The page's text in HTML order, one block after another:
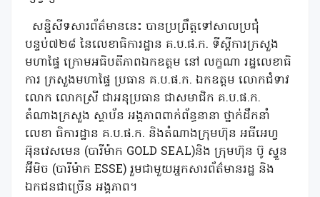
សន្និសីទសារព័ត៌មាននេះ បានប្រព្រឹត្តទៅសាលប្រជុំ
បន្ទប់៧២៨ នៃលេខាធិការដ្ឋាន គ.ប.ផ.ក. ទីស្ដីការក្រសួង
មហាផ្ទៃ ក្រោមអធិបតីភាពឯកឧត្ដម នៅ លក្ខណា រដ្ឋលេខាធិ
ការ ក្រសួងមហាផ្ទៃ ប្រធាន គ.ប.ផ.ក. ឯកឧត្ដម លោកជំទាវ
លោក លោកស្រី ជាអនុប្រធាន ជាសមាជិក គ.ប.ផ.ក.
តំណាងក្រសួង ស្ថាប័ន អង្គភាពពាក់ព័ន្ធនានា ថ្នាក់ដឹកនាំ
លេខា ធិការដ្ឋាន គ.ប.ផ.ក. និងតំណាងក្រុមហ៊ុន អធីអេហ្វ
អ៊ុនវេសមេន (បារីម៉ាក GOLD SEAL)និង ក្រុមហ៊ុន ប៊ូ ស្ទួន
អ៊ីមិច (បារីម៉ាក ESSE) រួមជាមួយអ្នកសារព័ត៌មានរដ្ឋ និង
ឯកជនជាច្រើន អង្គភាព។